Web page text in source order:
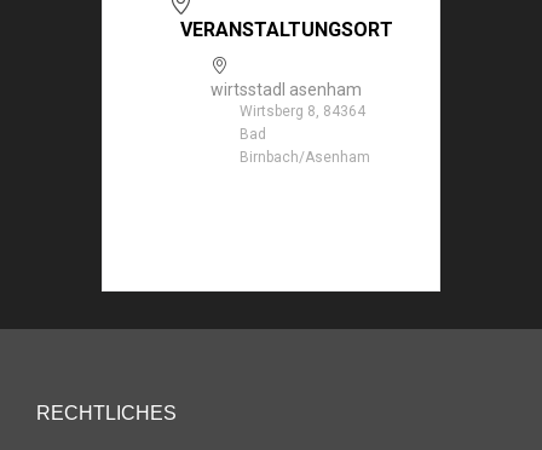
VERANSTALTUNGSORT
wirtsstadl asenham
Wirtsberg 8, 84364
Bad
Birnbach/Asenham
RECHTLICHES